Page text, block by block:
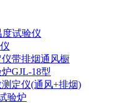
度试验仪
带排烟通风橱
GJL-18型
定仪(通风+排烟)
验炉